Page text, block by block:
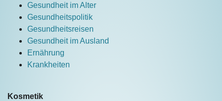
Gesundheit im Alter
Gesundheitspolitik
Gesundheitsreisen
Gesundheit im Ausland
Ernährung
Krankheiten
Kosmetik